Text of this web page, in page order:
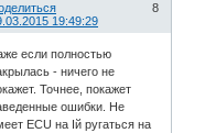
8
19:49:29
если полностью
- ничего не
Точнее, покажет
ошибки. Не
ECU на Iй ругаться на